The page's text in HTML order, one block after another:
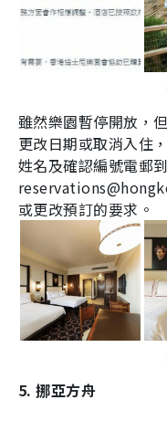
雖然樂園暫停開放，
更改日期或取消入住
姓名及確認編號電郵到
或更改預訂的要求。
5. 挪亞方舟